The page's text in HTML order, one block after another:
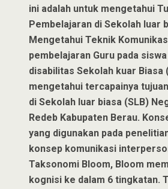
ini adalah untuk mengetahui
Pembelajaran di Sekolah luar
Mengetahui Teknik
pembelajaran Guru pada
disabilitas Sekolah kuar Biasa
mengetahui tercapainya
di Sekolah luar biasa (SLB)
Redeb Kabupaten Berau.
yang digunakan pada
konsep komunikasi
Taksonomi Bloom, Bloom
kognisi ke dalam 6 tingkatan.